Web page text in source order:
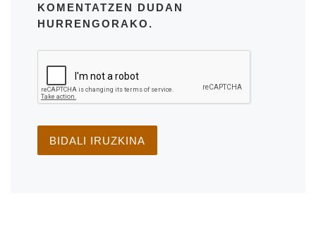
KOMENTATZEN DUDAN
HURRENGORAKO.